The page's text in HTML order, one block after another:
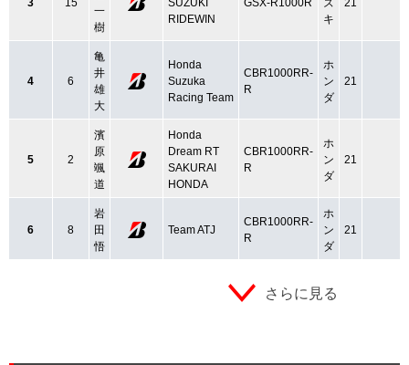
一
樹
RIDEWIN
キ
4 6
亀
井
雄
大
Honda
Suzuka
Racing Team
CBR1000RR-
R
ホ
ン
ダ
21
5 2
濱
原
颯
道
Honda
Dream RT
SAKURAI
HONDA
CBR1000RR-
R
ホ
ン
ダ
21
6 8
岩
田
悟
Team ATJ
CBR1000RR-
R
ホ
ン
ダ
21
さらに見る